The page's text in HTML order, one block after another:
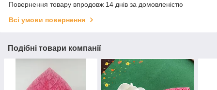
Повернення товару впродовж 14 днів за домовленістю
Всі умови повернення
Подібні товари компанії